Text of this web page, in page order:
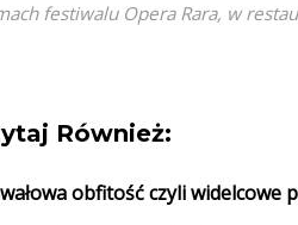
festiwalu Opera Rara, w
Również:
obfitość czyli widelcowe